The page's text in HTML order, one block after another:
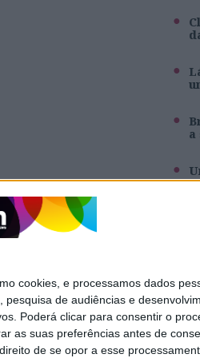
cookies, e processamos dados
de audiências e
Poderá clicar para consentir o
as suas preferências antes de
de se opor a esse
a
TRUST IN NEWS
Caras